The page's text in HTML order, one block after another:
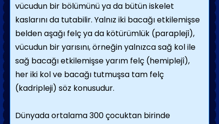
vücudun bir bölümünü ya da bütün iskelet
kaslarını da tutabilir. Yalnız iki bacağı etkile­mişse
belden aşağı felç ya da kötürümlük (paraplejî),
vücudun bir yarısını, örneğin yal­nızca sağ kol ile
sağ bacağı etkilemişse yarım felç (hemiplejî),
her iki kol ve bacağı tutmuşsa tam felç
(kadripleji) söz konusudur.
Dünyada ortalama 300 çocuktan birinde